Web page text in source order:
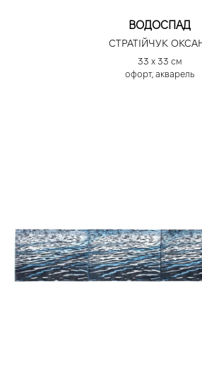
ВОДОСПАД
СТРАТІЙЧУК
33 х 33 см
офорт, акварель